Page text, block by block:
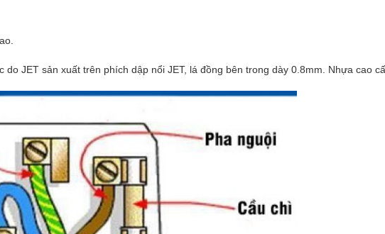
do JET sản xuất trên phích dập nổi JET, lá đồng bên trong dày 0.8mm. Nhựa cao